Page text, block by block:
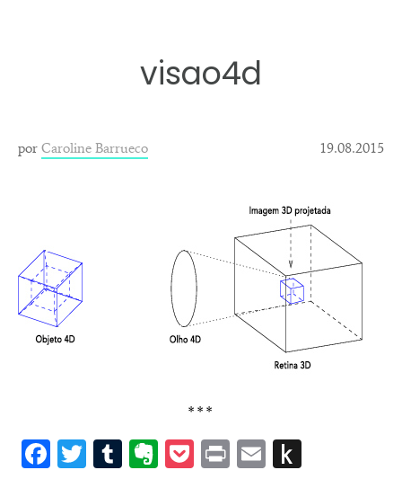
visao4d
porCaroline Barrueco 19.08.2015
***
Facebook
Twitter
Tumblr
Evernote
Pocket
PrintEmail